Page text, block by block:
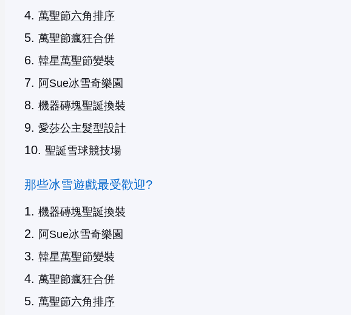
萬聖節六角排序
萬聖節瘋狂合併
韓星萬聖節變裝
阿Sue冰雪奇樂園
機器磚塊聖誕換裝
愛莎公主髮型設計
聖誕雪球競技場
那些冰雪遊戲最受歡迎?
機器磚塊聖誕換裝
阿Sue冰雪奇樂園
韓星萬聖節變裝
萬聖節瘋狂合併
萬聖節六角排序